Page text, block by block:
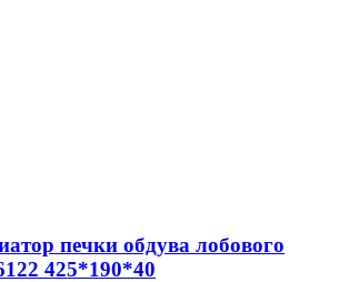
печки обдува лобового
425*190*40